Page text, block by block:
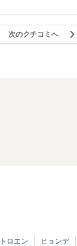
次のクチコミへ
ロエン ヒョンデ